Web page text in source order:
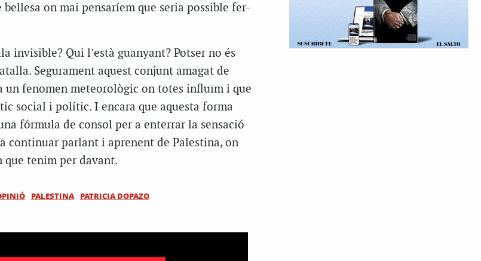
on mai pensaríem que seria possible fer-
invisible? Qui l’està guanyant? Potser no és
Segurament aquest conjunt amagat de
un fenomen meteorològic on totes influïm i que
social i polític. I encara que aquesta forma
fórmula de consol per a enterrar la sensació
continuar parlant i aprenent de Palestina, on
que tenim per davant.
PALESTINA PATRICIA DOPAZO